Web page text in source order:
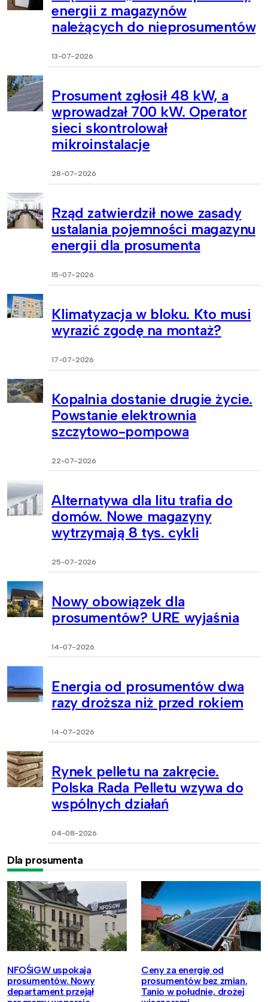
energii z magazynów
należących do nieprosumentów
13-07-2026
Prosument zgłosił 48 kW, a
wprowadzał 700 kW. Operator
sieci skontrolował
mikroinstalacje
28-07-2026
Rząd zatwierdził nowe zasady
ustalania pojemności magazynu
energii dla prosumenta
15-07-2026
Klimatyzacja w bloku. Kto musi
wyrazić zgodę na montaż?
17-07-2026
Kopalnia dostanie drugie życie.
Powstanie elektrownia
szczytowo-pompowa
22-07-2026
Alternatywa dla litu trafia do
domów. Nowe magazyny
wytrzymają 8 tys. cykli
25-07-2026
Nowy obowiązek dla
prosumentów? URE wyjaśnia
14-07-2026
Energia od prosumentów dwa
razy droższa niż przed rokiem
14-07-2026
Rynek pelletu na zakręcie.
Polska Rada Pelletu wzywa do
wspólnych działań
04-08-2026
Dla prosumenta
NFOŚiGW uspokaja
prosumentów. Nowy
departament przejął
Ceny za energię od
prosumentów bez zmian.
Tanio w południe, drożej